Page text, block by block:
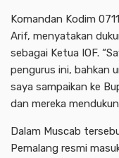
Komandan Kodim
Arif, menyatakan
sebagai Ketua IOF.
pengurus ini, bahkan
saya sampaikan ke
dan mereka
Dalam Muscab
Pemalang resmi